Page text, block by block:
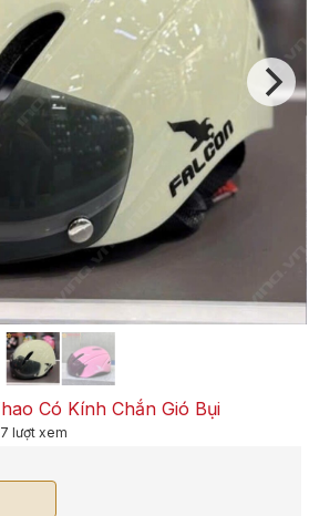
Có Kính Chắn Gió Bụi
lượt xem